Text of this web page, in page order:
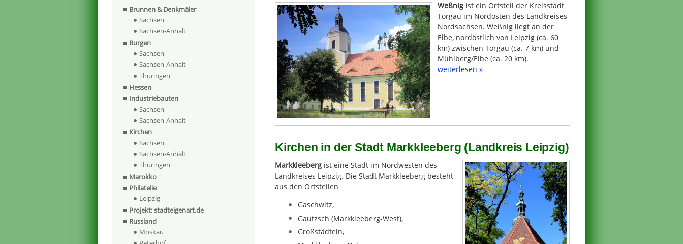
Weßnig ist ein Ortsteil der Kreisstadt
Torgau im Nordosten des Landkreises
Nordsachsen. Weßnig liegt an der
Elbe, nordöstlich von Leipzig (ca. 60
km) zwischen Torgau (ca. 7 km) und
Mühlberg/Elbe (ca. 20 km).
weiterlesen »
Kirchen in der Stadt Markkleeberg (Landkreis Leipzig)
Markkleeberg ist eine Stadt im Nordwesten des
Landkreises Leipzig. Die Stadt Markkleeberg besteht
aus den Ortsteilen
Gaschwitz,
Gautzsch (Markkleeberg-West),
Großstädteln,
Brunnen & Denkmäler
Sachsen
Sachsen-Anhalt
Burgen
Sachsen
Sachsen-Anhalt
Thüringen
Hessen
Industriebauten
Sachsen
Sachsen-Anhalt
Kirchen
Sachsen
Sachsen-Anhalt
Thüringen
Marokko
Philatelie
Leipzig
Projekt: stadteigenart.de
Russland
Moskau